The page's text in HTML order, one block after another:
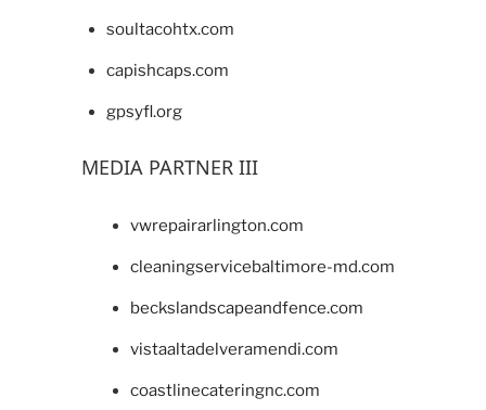
soultacohtx.com
capishcaps.com
gpsyfl.org
MEDIA PARTNER III
vwrepairarlington.com
cleaningservicebaltimore-md.com
beckslandscapeandfence.com
vistaaltadelveramendi.com
coastlinecateringnc.com